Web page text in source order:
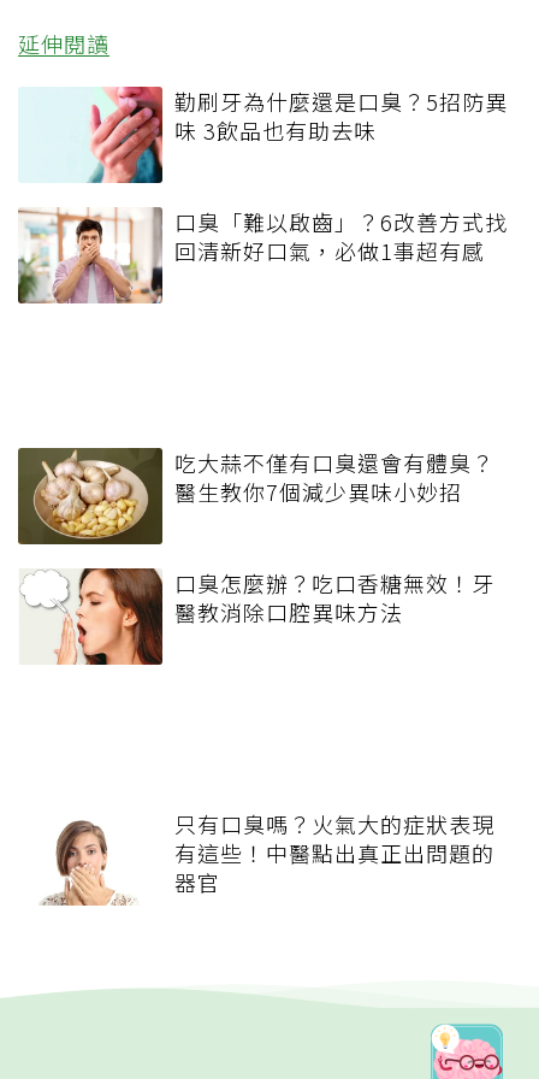
延伸閱讀
勤刷牙為什麼還是口臭？5招防異
味 3飲品也有助去味
口臭「難以啟齒」？6改善方式找
回清新好口氣，必做1事超有感
吃大蒜不僅有口臭還會有體臭？
醫生教你7個減少異味小妙招
口臭怎麼辦？吃口香糖無效！牙
醫教消除口腔異味方法
只有口臭嗎？火氣大的症狀表現
有這些！中醫點出真正出問題的
器官